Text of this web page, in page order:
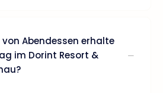
Abendessen erhalte
im Dorint Resort &